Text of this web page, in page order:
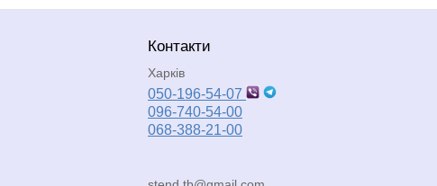
Контакти
Харків
050-196-54-07
096-740-54-00
068-388-21-00